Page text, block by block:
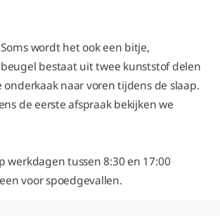
wordt het ook een bitje,
bestaat uit twee kunststof delen
naar voren tijdens de slaap.
de eerste afspraak bekijken we
werkdagen tussen 8:30 en 17:00
voor spoedgevallen.